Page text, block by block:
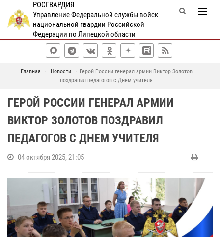
РОСГВАРДИЯ
Управление Федеральной службы войск
национальной гвардии Российской
Федерации по Липецкой области
Главная Новости
Герой России генерал армии Виктор Золотов
поздравил педагогов с Днем учителя
ГЕРОЙ РОССИИ ГЕНЕРАЛ АРМИИ
ВИКТОР ЗОЛОТОВ ПОЗДРАВИЛ
ПЕДАГОГОВ С ДНЕМ УЧИТЕЛЯ
04 октября 2025, 21:05